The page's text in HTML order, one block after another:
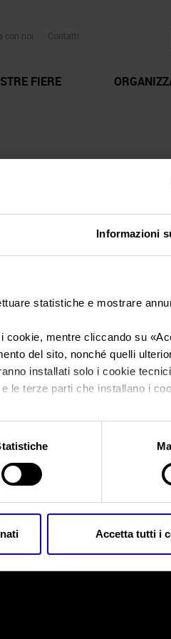
Informazioni
statistiche e mostrare
cookie, mentre cliccando su «
del sito, nonché quelli
installati solo i cookie
le terze parti che installano i
Accetta tutti i
con noi Contatti
FIERE
2019
2019